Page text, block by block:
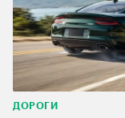
ДОРОГИ